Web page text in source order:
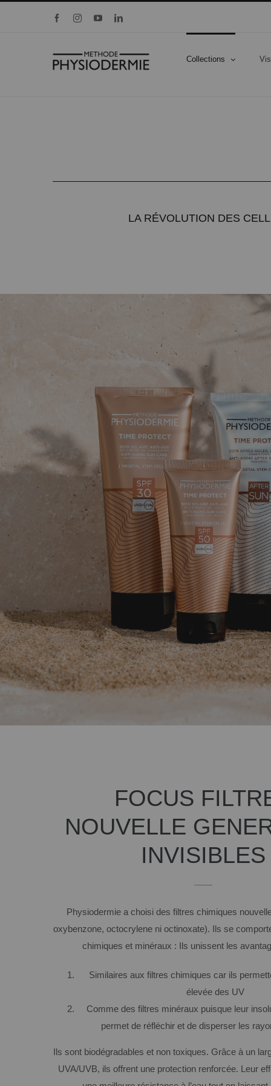
FacebookInstagramYouTubeLinkedIn
Collections
LA RÉVOLUTION DES
FOCUS
NOUVELLE
INVISIBLES
Physiodermie a choisi des filtres chimiques
oxybenzone, octocrylene ni octinoxate). Ils se
chimiques et minéraux : Ils unissent les
Similaires aux filtres chimiques car ils
élevée des UV
Comme des filtres minéraux puisque leur
permet de réfléchir et de disperser les
Ils sont biodégradables et non toxiques. Grâce à un
UVA/UVB, ils offrent une protection renforcée. Leur